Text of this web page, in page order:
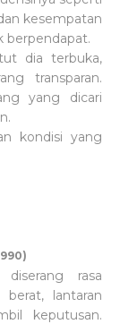
kesempatan
berpendapat.
dia terbuka,
transparan.
yang dicari
kondisi yang
rasa
lantaran
keputusan.